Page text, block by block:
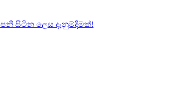
සිටින ලෙස දැනුම්දීමක්!